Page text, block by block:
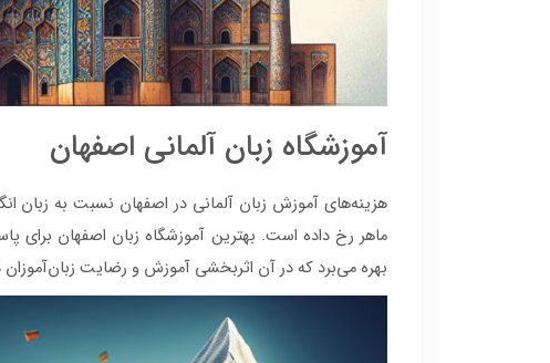
آموزشگاه زبان آلمانی اصفهان
هزینه‌های آموزش زبان آلمانی در اصفهان نسبت به زبان
ماهر رخ داده است. بهترین آموزشگاه زبان اصفهان برای
بهره می‌برد که در آن اثربخشی آموزش و رضایت زبان‌آموزان